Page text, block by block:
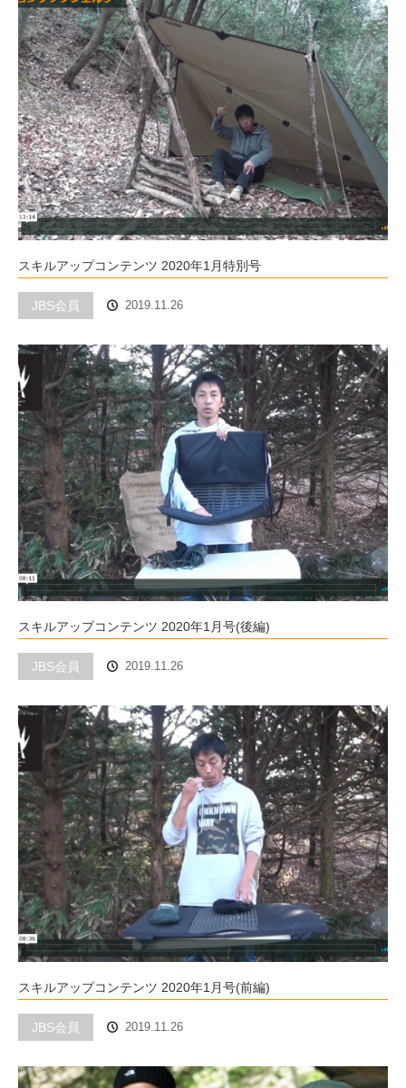
スキルアップコンテンツ 2020年1月特別号
JBS会員 2019.11.26
スキルアップコンテンツ 2020年1月号(後編)
JBS会員 2019.11.26
スキルアップコンテンツ 2020年1月号(前編)
JBS会員 2019.11.26